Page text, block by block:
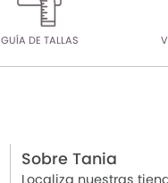
GUÍA DE TALLAS
Sobre Tania